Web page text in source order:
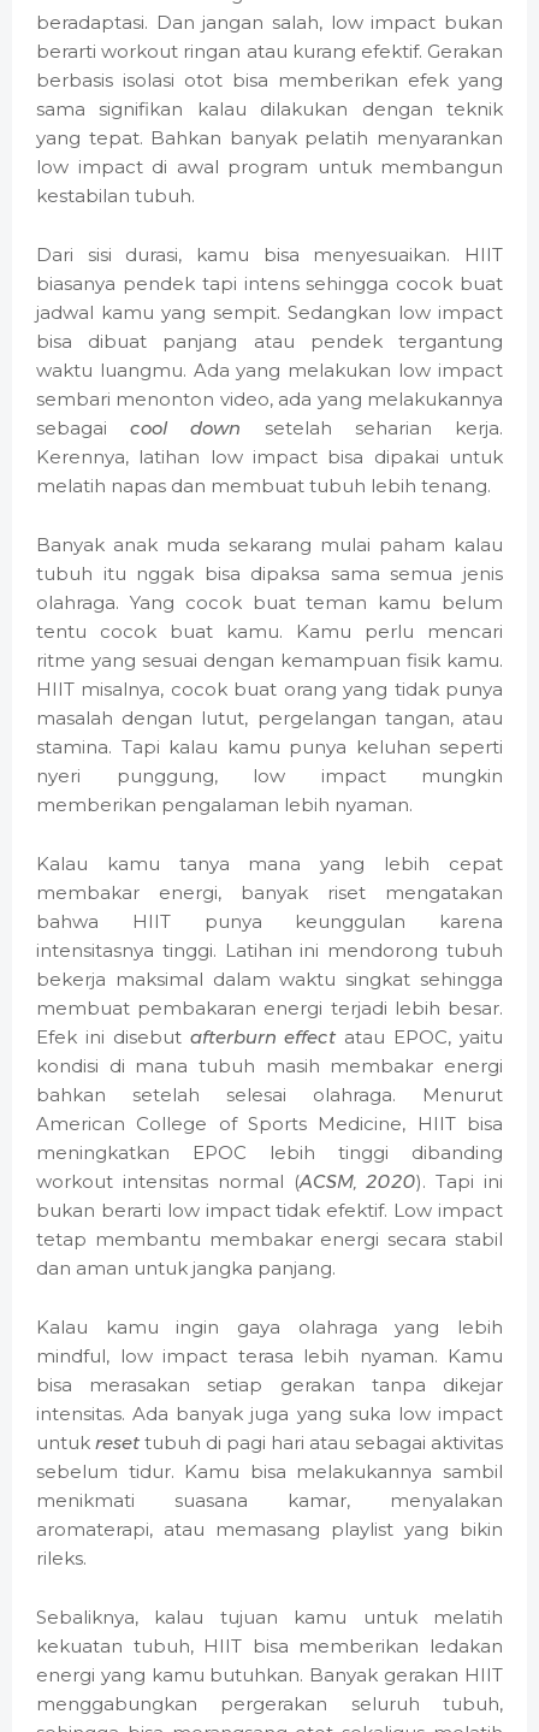
beradaptasi. Dan jangan salah, low impact bukan
berarti workout ringan atau kurang efektif. Gerakan
berbasis isolasi otot bisa memberikan efek yang
sama signifikan kalau dilakukan dengan teknik
yang tepat. Bahkan banyak pelatih menyarankan
low impact di awal program untuk membangun
kestabilan tubuh.
Dari sisi durasi, kamu bisa menyesuaikan. HIIT
biasanya pendek tapi intens sehingga cocok buat
jadwal kamu yang sempit. Sedangkan low impact
bisa dibuat panjang atau pendek tergantung
waktu luangmu. Ada yang melakukan low impact
sembari menonton video, ada yang melakukannya
sebagaicool down setelah seharian kerja.
Kerennya, latihan low impact bisa dipakai untuk
melatih napas dan membuat tubuh lebih tenang.
Banyak anak muda sekarang mulai paham kalau
tubuh itu nggak bisa dipaksa sama semua jenis
olahraga. Yang cocok buat teman kamu belum
tentu cocok buat kamu. Kamu perlu mencari
ritme yang sesuai dengan kemampuan fisik kamu.
HIIT misalnya, cocok buat orang yang tidak punya
masalah dengan lutut, pergelangan tangan, atau
stamina. Tapi kalau kamu punya keluhan seperti
nyeri punggung, low impact mungkin
memberikan pengalaman lebih nyaman.
Kalau kamu tanya mana yang lebih cepat
membakar energi, banyak riset mengatakan
bahwa HIIT punya keunggulan karena
intensitasnya tinggi. Latihan ini mendorong tubuh
bekerja maksimal dalam waktu singkat sehingga
membuat pembakaran energi terjadi lebih besar.
Efek ini disebut afterburn effect atau EPOC, yaitu
kondisi di mana tubuh masih membakar energi
bahkan setelah selesai olahraga. Menurut
American College of Sports Medicine, HIIT bisa
meningkatkan EPOC lebih tinggi dibanding
workout intensitas normal (ACSM, 2020). Tapi ini
bukan berarti low impact tidak efektif. Low impact
tetap membantu membakar energi secara stabil
dan aman untuk jangka panjang.
Kalau kamu ingin gaya olahraga yang lebih
mindful, low impact terasa lebih nyaman. Kamu
bisa merasakan setiap gerakan tanpa dikejar
intensitas. Ada banyak juga yang suka low impact
untuk reset tubuh di pagi hari atau sebagai aktivitas
sebelum tidur. Kamu bisa melakukannya sambil
menikmati suasana kamar, menyalakan
aromaterapi, atau memasang playlist yang bikin
rileks.
Sebaliknya, kalau tujuan kamu untuk melatih
kekuatan tubuh, HIIT bisa memberikan ledakan
energi yang kamu butuhkan. Banyak gerakan HIIT
menggabungkan pergerakan seluruh tubuh,